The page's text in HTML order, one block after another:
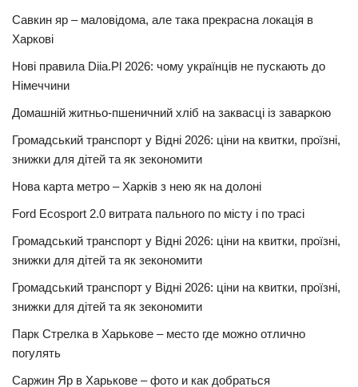
Савкин яр – маловідома, але така прекрасна локація в
Харкові
Нові правила Diia.Pl 2026: чому українців не пускають до
Німеччини
Домашній житньо-пшеничний хліб на заквасці із заваркою
Громадський транспорт у Відні 2026: ціни на квитки, проїзні,
знижки для дітей та як зекономити
Нова карта метро – Харків з нею як на долоні
Ford Ecosport 2.0 витрата пального по місту і по трасі
Громадський транспорт у Відні 2026: ціни на квитки, проїзні,
знижки для дітей та як зекономити
Громадський транспорт у Відні 2026: ціни на квитки, проїзні,
знижки для дітей та як зекономити
Парк Стрелка в Харькове – место где можно отлично
погулять
Саржин Яр в Харькове – фото и как добраться